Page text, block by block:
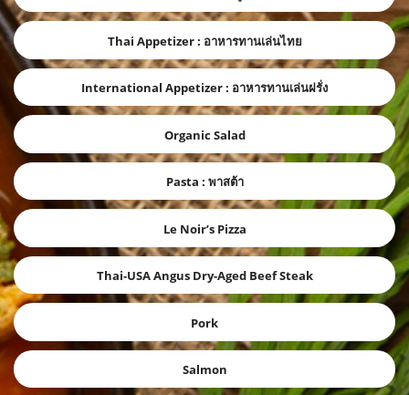
Thai Appetizer : อาหารทานเล่นไทย
International Appetizer : อาหารทานเล่นฝรั่ง
Organic Salad
Pasta : พาสต้า
Le Noir’s Pizza
Thai-USA Angus Dry-Aged Beef Steak
Pork
Salmon